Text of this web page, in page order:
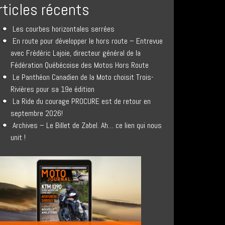
récents
Les courbes horizontales serrées
En route pour développer le hors route – Entrevue
avec Frédéric Lajoie, directeur général de la
Fédération Québécoise des Motos Hors Route
Le Panthéon Canadien de la Moto choisit Trois-
Rivières pour sa 19e édition
La Ride du courage PROCURE est de retour en
septembre 2026!
Archives – Le Billet de Zabel. Ah… ce lien qui nous
unit !